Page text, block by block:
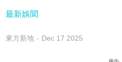
最新娛聞
東方新地 Dec 17 2025